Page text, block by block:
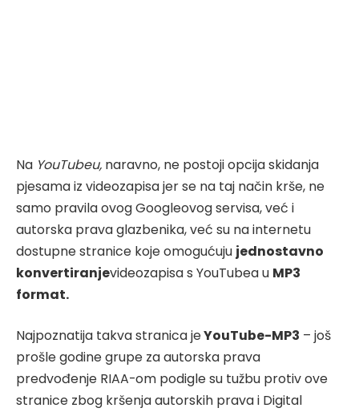
Na YouTubeu, naravno, ne postoji opcija skidanja
pjesama iz videozapisa jer se na taj način krše, ne
samo pravila ovog Googleovog servisa, već i
autorska prava glazbenika, već su na internetu
dostupne stranice koje omogućuju jednostavno
konvertiranjevideozapisa s YouTubea u MP3
format.
Najpoznatija takva stranica jeYouTube-MP3 – još
prošle godine grupe za autorska prava
predvođenje RIAA-om podigle su tužbu protiv ove
stranice zbog kršenja autorskih prava i Digital